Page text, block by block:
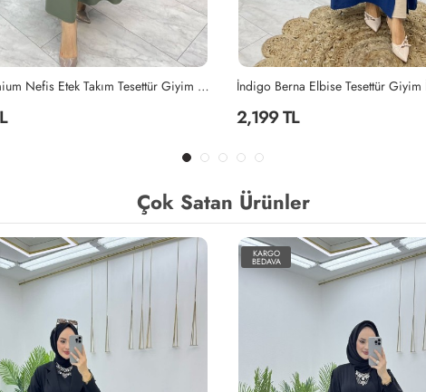
Elbise Tesettür Giyim İndigo Mahinur Takım Tesettür Giyim
2,199 TL
Çok Satan Ürünler
KARGO
BEDAVA